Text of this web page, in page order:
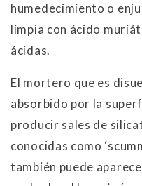
humedecimiento o
limpia con ácido
ácidas.
El mortero que es
absorbido por la
producir sales de
conocidas como
también puede